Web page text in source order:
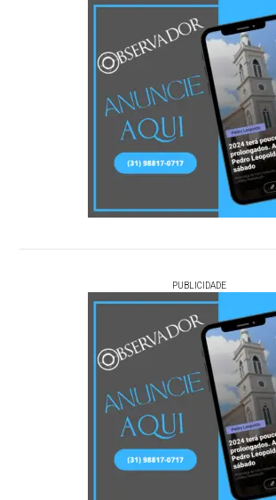
PUBLICIDADE